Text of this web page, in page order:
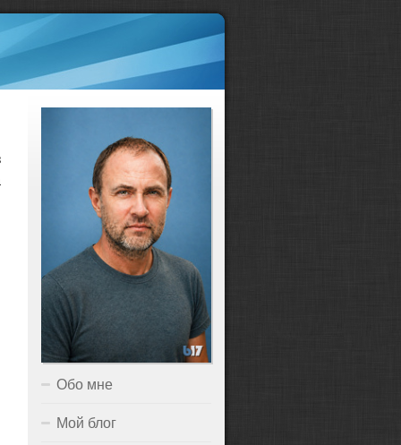
Обо мне
Мой блог